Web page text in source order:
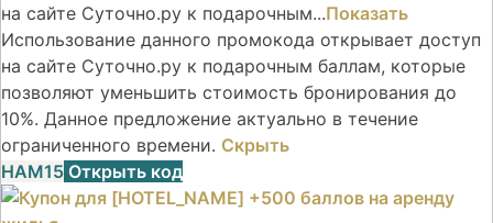
на сайте Суточно.ру к подарочным...Показать
Использование данного промокода открывает доступ
на сайте Суточно.ру к подарочным баллам, которые
позволяют уменьшить стоимость бронирования до
10%. Данное предложение актуально в течение
ограниченного времени. Скрыть
НАМ15 Открыть код